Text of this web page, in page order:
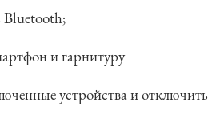
Bluetooth;
и гарнитуру
устройства и отключить